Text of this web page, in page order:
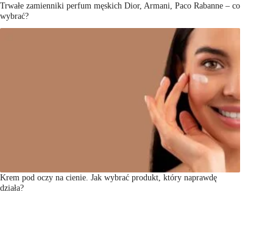
Trwałe zamienniki perfum męskich Dior, Armani, Paco Rabanne – co
wybrać?
Krem pod oczy na cienie. Jak wybrać produkt, który naprawdę
działa?